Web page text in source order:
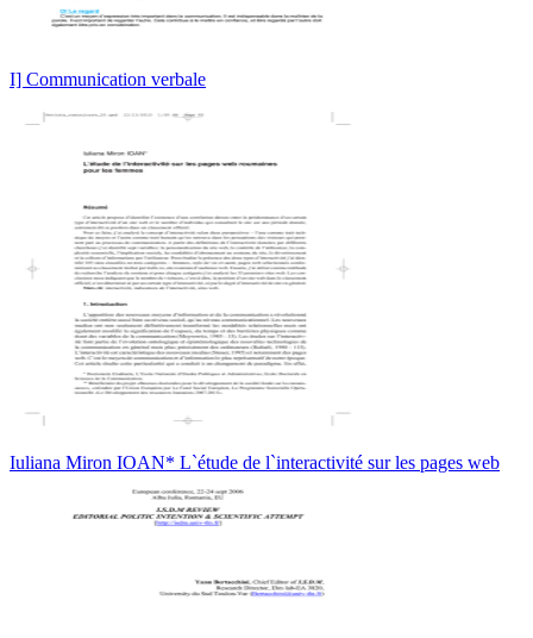
I] Communication verbale
Iuliana Miron IOAN* L`étude de l`interactivité sur les pages web